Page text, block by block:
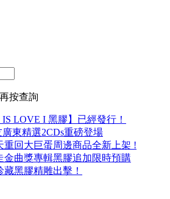
按查詢
LOVE I 黑膠】已經發行！
東精選2CDs重磅登場
重回大巨蛋周邊商品全新上架 !
金曲獎專輯黑膠追加限時預購
黑膠精雕出擊！